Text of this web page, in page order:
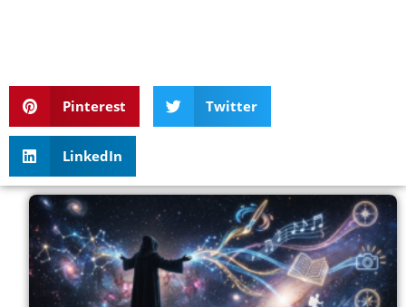
Pinterest Twitter
LinkedIn